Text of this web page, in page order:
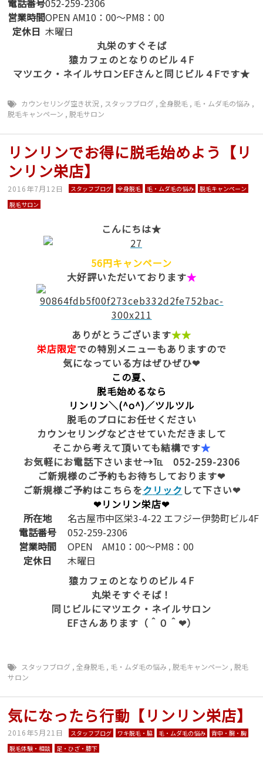
電話番号052-259-2306
営業時間OPEN AM10：00～PM8：00
定休日 木曜日
丸栄のすぐそば
猿カフェのとなりのビル４F
マツエク・ネイルサロンEFさんと同じビル４Fです★
カウンセリング空き状況 , スタッフブログ ,全身脱毛 , 毛・ムダ毛の悩み ,
脱毛キャンペーン ,脱毛サロン
リンリンでお得に脱毛始めよう【リ
ンリン栄店】
2016年7月12日 スタッフブログ 全身脱毛 毛・ムダ毛の悩み
脱毛キャンペーン
脱毛サロン
こんにちは★
56円キャンペーン
大好評いただいております★
ありがとうございます★★
栄店限定での特別メニューもありますので
気になっている方はぜひぜひ❤
この夏、
脱毛始めるなら
リンリン＼(^o^)／ツルツル
脱毛のプロにお任せください
カウンセリングなどさせていただきまして
そこから考えて頂いても結構です★
お気軽にお電話下さいませ→℡ 052-259-2306
ご新規様のご予約もお待ちしております❤
ご新規様ご予約はこちらをク リック して下さい❤
❤リンリン栄店❤
所在地
名古屋市中区栄3-4-22 エフジー伊勢町ビル4F
電話番号
052-259-2306
営業時間
OPEN AM10：00～PM8：00
定休日
木曜日
猿カフェのとなりのビル４F
丸栄そすぐそば！
同じビルにマツエク・ネイルサロン
EFさんあります（＾０＾❤）
スタッフブログ ,全身脱毛 , 毛・ムダ毛の悩み ,脱毛キャンペーン ,脱毛
サロン
気になったら行動【リンリン栄店】
2016年5月21日 スタッフブログ ワキ脱毛・脇 毛・ムダ毛の悩み
背中・腕・胸
脱毛体験・相談
足・ひざ・膝下